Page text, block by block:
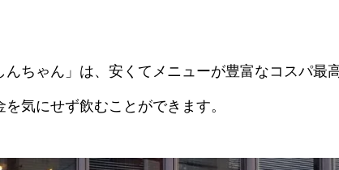
ちゃん」は、安くてメニューが豊富なコスパ最
気にせず飲むことができます。